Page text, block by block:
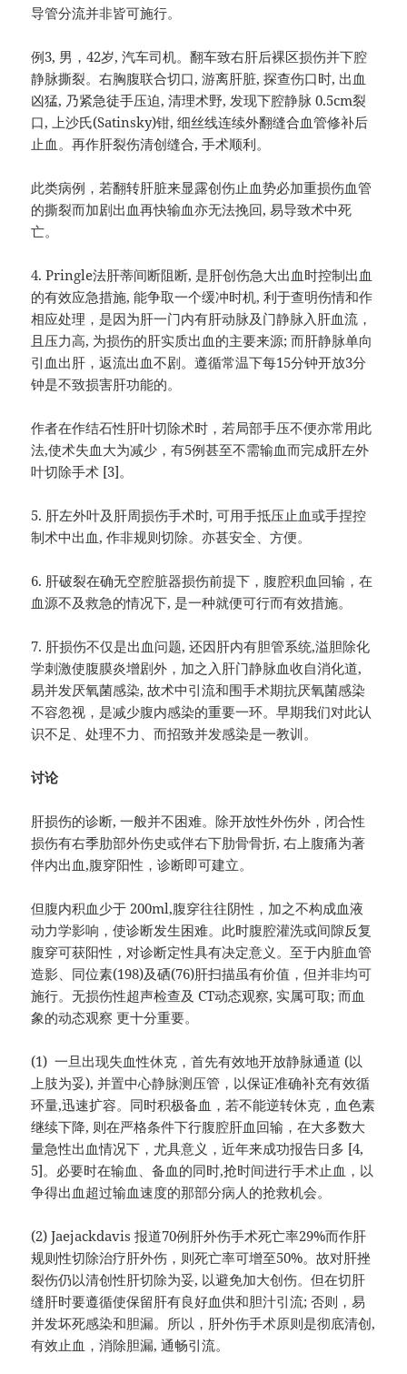
导管分流并非皆可施行。
例3, 男，42岁, 汽车司机。翻车致右肝后裸区损伤并下腔
静脉撕裂。右胸腹联合切口, 游离肝脏, 探查伤口时, 出血
凶猛, 乃紧急徒手压迫, 清理术野, 发现下腔静脉 0.5cm裂
口, 上沙氏(Satinsky)钳, 细丝线连续外翻缝合血管修补后
止血。再作肝裂伤清创缝合, 手术顺利。
此类病例，若翻转肝脏来显露创伤止血势必加重损伤血管
的撕裂而加剧出血再快输血亦无法挽回, 易导致术中死
亡。
4. Pringle法肝蒂间断阻断, 是肝创伤急大出血时控制出血
的有效应急措施, 能争取一个缓冲时机, 利于查明伤情和作
相应处理，是因为肝一门内有肝动脉及门静脉入肝血流，
且压力高, 为损伤的肝实质出血的主要来源; 而肝静脉单向
引血出肝，返流出血不剧。遵循常温下每15分钟开放3分
钟是不致损害肝功能的。
作者在作结石性肝叶切除术时，若局部手压不便亦常用此
法,使术失血大为减少，有5例甚至不需输血而完成肝左外
叶切除手术 [3]。
5. 肝左外叶及肝周损伤手术时, 可用手抵压止血或手捏控
制术中出血, 作非规则切除。亦甚安全、方便。
6. 肝破裂在确无空腔脏器损伤前提下，腹腔积血回输，在
血源不及救急的情况下, 是一种就便可行而有效措施。
7. 肝损伤不仅是出血问题, 还因肝内有胆管系统,溢胆除化
学刺激使腹膜炎增剧外，加之入肝门静脉血收自消化道,
易并发厌氧菌感染, 故术中引流和围手术期抗厌氧菌感染
不容忽视，是减少腹内感染的重要一环。早期我们对此认
识不足、处理不力、而招致并发感染是一教训。
讨论
肝损伤的诊断, 一般并不困难。除开放性外伤外，闭合性
损伤有右季肋部外伤史或伴右下肋骨骨折, 右上腹痛为著
伴内出血,腹穿阳性，诊断即可建立。
但腹内积血少于 200ml,腹穿往往阴性，加之不构成血液
动力学影响，使诊断发生困难。此时腹腔灌洗或间隙反复
腹穿可获阳性，对诊断定性具有决定意义。至于内脏血管
造影、同位素(198)及硒(76)肝扫描虽有价值，但并非均可
施行。无损伤性超声检查及 CT动态观察, 实属可取; 而血
象的动态观察 更十分重要。
(1) 一旦出现失血性休克，首先有效地开放静脉通道 (以
上肢为妥), 并置中心静脉测压管，以保证准确补充有效循
环量,迅速扩容。同时积极备血，若不能逆转休克，血色素
继续下降, 则在严格条件下行腹腔肝血回输，在大多数大
量急性出血情况下，尤具意义，近年来成功报告日多 [4,
5]。必要时在输血、备血的同时,抢时间进行手术止血，以
争得出血超过输血速度的那部分病人的抢救机会。
(2) Jaejackdavis 报道70例肝外伤手术死亡率29%而作肝
规则性切除治疗肝外伤，则死亡率可增至50%。故对肝挫
裂伤仍以清创性肝切除为妥, 以避免加大创伤。但在切肝
缝肝时要遵循使保留肝有良好血供和胆汁引流; 否则，易
并发坏死感染和胆漏。所以，肝外伤手术原则是彻底清创,
有效止血，消除胆漏, 通畅引流。